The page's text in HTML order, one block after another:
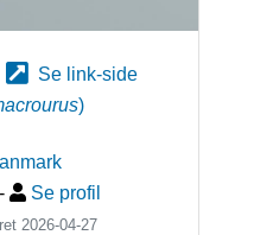
Se link-side
)
- Se profil
2026-04-27